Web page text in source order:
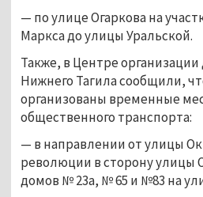
— по улице Огаркова на
Маркса до улицы Уральской.
Также, в Центре
Нижнего Тагила сообщили,
организованы временные
общественного транспорта:
— в направлении от улицы
революции в сторону улицы
домов № 23а, № 65 и №83 на